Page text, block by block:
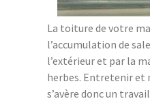
La toiture de votre
l’accumulation de
l’extérieur et par la
herbes. Entretenir
s’avère donc un